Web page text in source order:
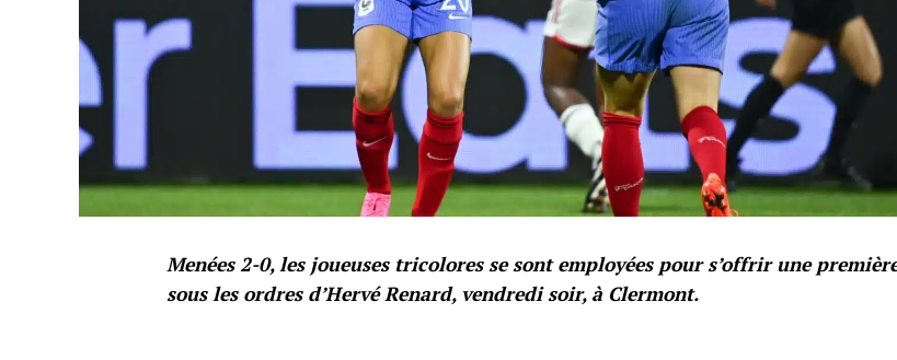
Menées 2-0, les joueuses tricolores se sont employées pour s’offrir une
sous les ordres d’Hervé Renard, vendredi soir, à Clermont.